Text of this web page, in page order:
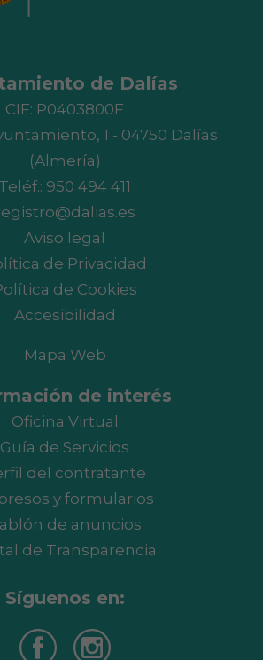
de Dalías
CIF: P0403800F
1 - 04750 Dalías
(Almería)
Teléf.: 950 494 411
Aviso legal
de Privacidad
de Cookies
Accesibilidad
Mapa Web
de interés
Oficina Virtual
Guía de Servicios
del contratante
y formularios
de anuncios
de Transparencia
Síguenos en: